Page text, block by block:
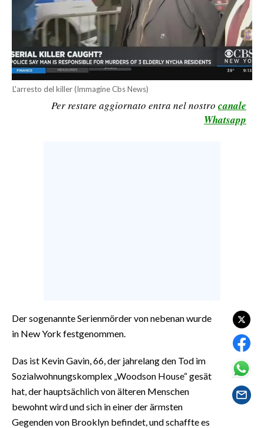
CALCIO
CALCIO REGIONALE
BASKET
VOLLEY
MOTORI
FOTO
INFO AZIENDE
L'arresto del killer (Immagine Cbs News)
Per restare aggiornato entra nel nostro canale
Whatsapp
Der sogenannte Serienmörder von nebenan wurde
in New York festgenommen.
Das ist Kevin Gavin, 66, der jahrelang den Tod im
Sozialwohnungskomplex „Woodson House“ gesät
hat, der hauptsächlich von älteren Menschen
bewohnt wird und sich in einer der ärmsten
Gegenden von Brooklyn befindet, und schaffte es